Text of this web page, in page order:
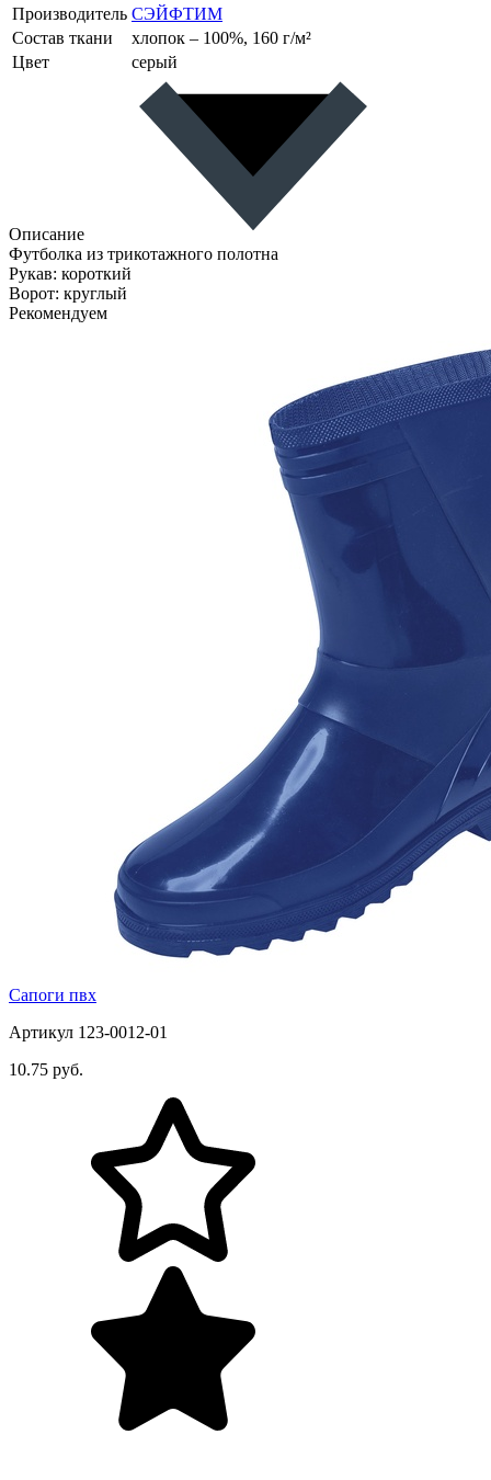
Производитель СЭЙФТИМ
Состав ткани
хлопок – 100%, 160 г/м²
Цвет
серый
Описание
Футболка из трикотажного полотна
Рукав: короткий
Ворот: круглый
Рекомендуем
Сапоги пвх
Артикул 123-0012-01
10.75 руб.